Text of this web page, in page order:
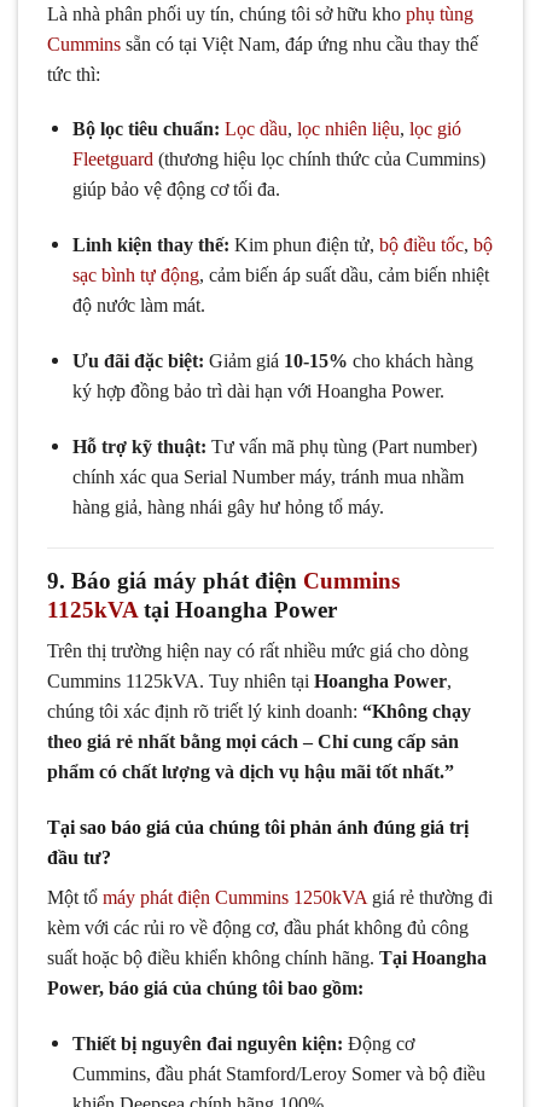
Là nhà phân phối uy tín, chúng tôi sở hữu kho phụ tùng
Cummins sẵn có tại Việt Nam, đáp ứng nhu cầu thay thế
tức thì:
Bộ lọc tiêu chuẩn: Lọc dầu, lọc nhiên liệu, lọc gió
Fleetguard (thương hiệu lọc chính thức của Cummins)
giúp bảo vệ động cơ tối đa.
Linh kiện thay thế: Kim phun điện tử, bộ điều tốc, bộ
sạc bình tự động, cảm biến áp suất dầu, cảm biến nhiệt
độ nước làm mát.
Ưu đãi đặc biệt: Giảm giá 10-15% cho khách hàng
ký hợp đồng bảo trì dài hạn với Hoangha Power.
Hỗ trợ kỹ thuật: Tư vấn mã phụ tùng (Part number)
chính xác qua Serial Number máy, tránh mua nhầm
hàng giả, hàng nhái gây hư hỏng tổ máy.
9. Báo giá máy phát điện Cummins
1125kVA tại Hoangha Power
Trên thị trường hiện nay có rất nhiều mức giá cho dòng
Cummins 1125kVA. Tuy nhiên tại Hoangha Power,
chúng tôi xác định rõ triết lý kinh doanh: “Không chạy
theo giá rẻ nhất bằng mọi cách – Chỉ cung cấp sản
phẩm có chất lượng và dịch vụ hậu mãi tốt nhất.”
Tại sao báo giá của chúng tôi phản ánh đúng giá trị
đầu tư?
Một tổ máy phát điện Cummins 1250kVA giá rẻ thường đi
kèm với các rủi ro về động cơ, đầu phát không đủ công
suất hoặc bộ điều khiển không chính hãng. Tại Hoangha
Power, báo giá của chúng tôi bao gồm:
Thiết bị nguyên đai nguyên kiện: Động cơ
Cummins, đầu phát Stamford/Leroy Somer và bộ điều